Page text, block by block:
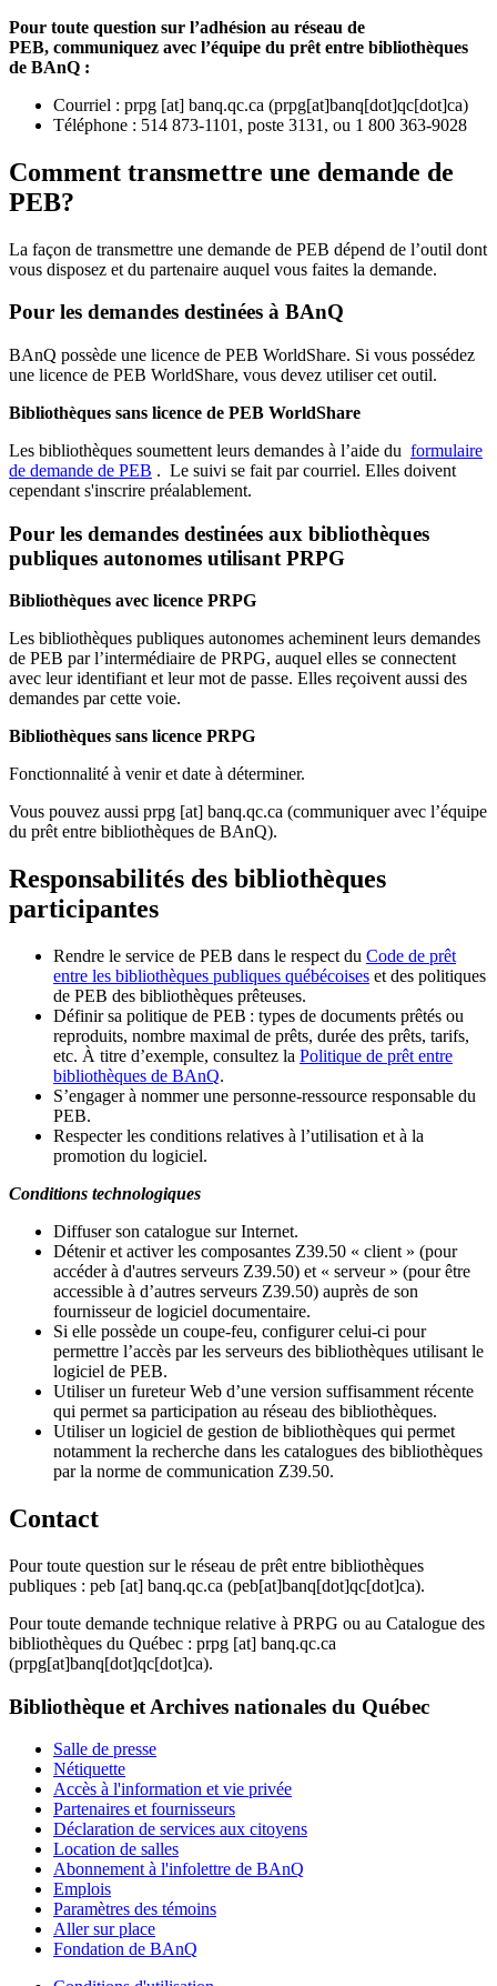
Pour toute question sur l’adhésion au réseau de
PEB, communiquez avec l’équipe du prêt entre bibliothèques
de BAnQ :
Courriel : prpg [at] banq.qc.ca (prpg[at]banq[dot]qc[dot]ca)
Téléphone : 514 873-1101, poste 3131, ou 1 800 363-9028
Comment transmettre une demande de
PEB?
La façon de transmettre une demande de PEB dépend de l’outil dont
vous disposez et du partenaire auquel vous faites la demande.
Pour les demandes destinées à BAnQ
BAnQ possède une licence de PEB WorldShare. Si vous possédez
une licence de PEB WorldShare, vous devez utiliser cet outil.
Bibliothèques sans licence de PEB WorldShare
Les bibliothèques soumettent leurs demandes à l’aide du formulaire
de demande de PEB . Le suivi se fait par courriel. Elles doivent
cependant s'inscrire préalablement.
Pour les demandes destinées aux bibliothèques
publiques autonomes utilisant PRPG
Bibliothèques avec licence PRPG
Les bibliothèques publiques autonomes acheminent leurs demandes
de PEB par l’intermédiaire de PRPG, auquel elles se connectent
avec leur identifiant et leur mot de passe. Elles reçoivent aussi des
demandes par cette voie.
Bibliothèques sans licence PRPG
Fonctionnalité à venir et date à déterminer.
Vous pouvez aussi prpg [at] banq.qc.ca (communiquer avec l’équipe
du prêt entre bibliothèques de BAnQ).
Responsabilités des bibliothèques
participantes
Rendre le service de PEB dans le respect du Code de prêt
entre les bibliothèques publiques québécoises et des politiques
de PEB des bibliothèques prêteuses.
Définir sa politique de PEB : types de documents prêtés ou
reproduits, nombre maximal de prêts, durée des prêts, tarifs,
etc. À titre d’exemple, consultez la Politique de prêt entre
bibliothèques de BAnQ.
S’engager à nommer une personne-ressource responsable du
PEB.
Respecter les conditions relatives à l’utilisation et à la
promotion du logiciel.
Conditions technologiques
Diffuser son catalogue sur Internet.
Détenir et activer les composantes Z39.50 « client » (pour
accéder à d'autres serveurs Z39.50) et « serveur » (pour être
accessible à d’autres serveurs Z39.50) auprès de son
fournisseur de logiciel documentaire.
Si elle possède un coupe-feu, configurer celui-ci pour
permettre l’accès par les serveurs des bibliothèques utilisant le
logiciel de PEB.
Utiliser un fureteur Web d’une version suffisamment récente
qui permet sa participation au réseau des bibliothèques.
Utiliser un logiciel de gestion de bibliothèques qui permet
notamment la recherche dans les catalogues des bibliothèques
par la norme de communication Z39.50.
Contact
Pour toute question sur le réseau de prêt entre bibliothèques
publiques : peb [at] banq.qc.ca (peb[at]banq[dot]qc[dot]ca).
Pour toute demande technique relative à PRPG ou au Catalogue des
bibliothèques du Québec : prpg [at] banq.qc.ca
(prpg[at]banq[dot]qc[dot]ca).
Bibliothèque et Archives nationales du Québec
Salle de presse
Nétiquette
Accès à l'information et vie privée
Partenaires et fournisseurs
Déclaration de services aux citoyens
Location de salles
Abonnement à l'infolettre de BAnQ
Emplois
Paramètres des témoins
Aller sur place
Fondation de BAnQ